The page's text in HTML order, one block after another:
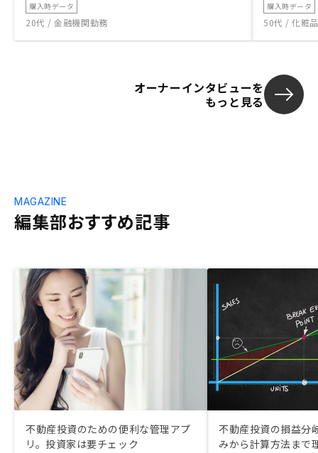
購入時データ
20代 / 金融機関勤務
購入時データ
50代 / 化粧
オーナーインタビューを
もっと見る
編集部おすすめ記事
MAGAZINE
不動産投資のための便利な管理アプ
リ。投資家は要チェック
不動産投資の損益分
みから計算方法まで